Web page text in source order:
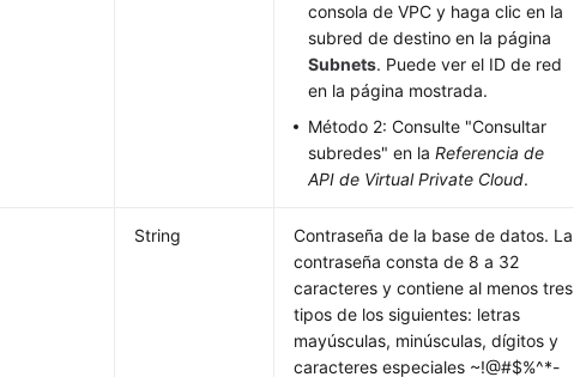
consola de VPC y haga clic en la
subred de destino en la página
Subnets. Puede ver el ID de red
en la página mostrada.
Método 2: Consulte "Consultar
subredes" en laReferencia de
API de Virtual Private Cloud.
String
Contraseña de la base de datos. La
contraseña consta de 8 a 32
caracteres y contiene al menos tres
tipos de los siguientes: letras
mayúsculas, minúsculas, dígitos y
caracteres especiales ~!@#$%^*-